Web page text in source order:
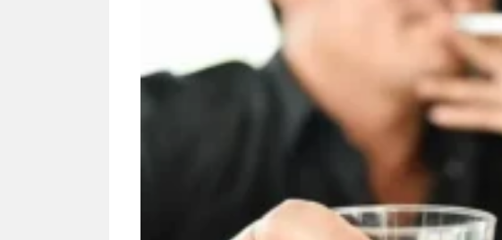
Bandung – Menyambut pergantian
tahun 2026, restoran all you can
eat Kakkoii All You Can Eat
Bandung menghadirkan
penawaran spesial ...